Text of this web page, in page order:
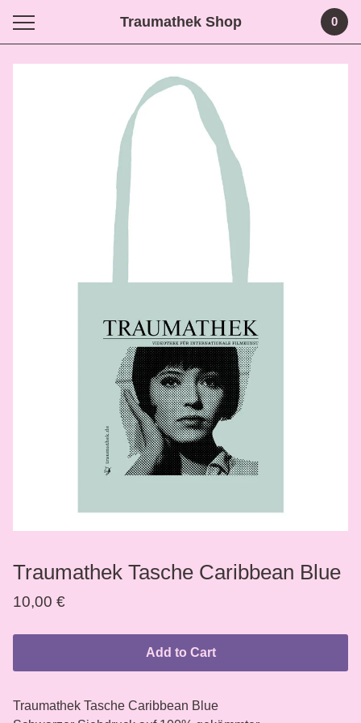
Traumathek Shop 0
Traumathek Tasche Caribbean Blue
10,00 €
Add to Cart
Traumathek Tasche Caribbean Blue